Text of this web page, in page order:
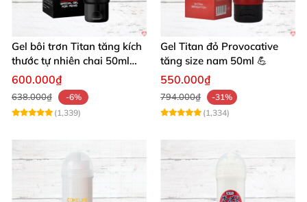
Gel bôi trơn Titan tăng kích
thước tự nhiên chai 50ml
siêu mạnh
600.000₫
638.000₫
-6%
(1,339)
Gel Titan đỏ Provocative
tăng size nam 50ml 💪
550.000₫
794.000₫
-31%
(1,334)